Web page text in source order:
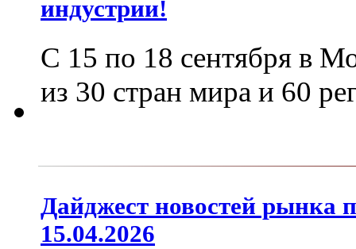
индустрии!
С 15 по 18 сентября в
из 30 стран мира и 60
Дайджест новостей рынка
15.04.2026